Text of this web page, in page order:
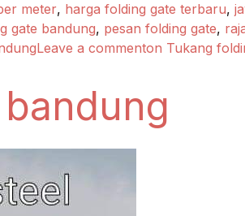
meter, harga folding gate terbaru,
gate bandung, pesan folding gate,
Leave a commenton Tukang